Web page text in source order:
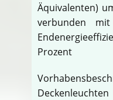
Äquivalenten)
verbunden
Prozent